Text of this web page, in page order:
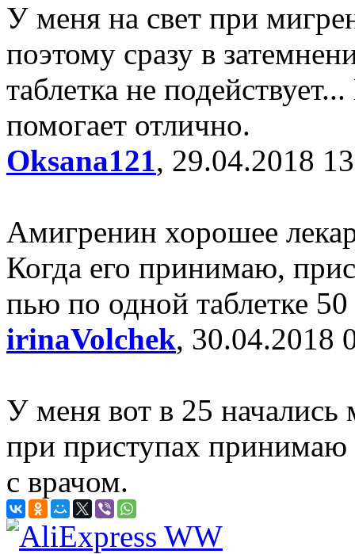
У меня на свет при
поэтому сразу в
таблетка не
помогает отлично.
Oksana121, 29.04.2018
Амигренин хорошее
Когда его принимаю,
пью по одной таблетке
irinaVolchek, 30.04.2018
У меня вот в 25 начались
при приступах принимаю
с врачом.